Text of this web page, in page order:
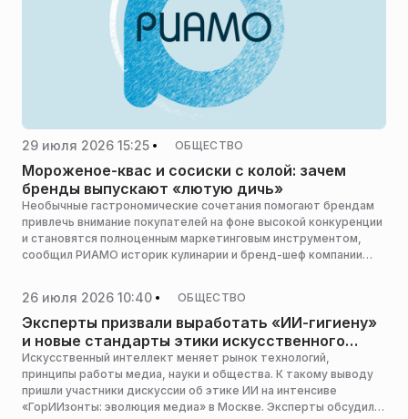
29 июля 2026 15:25 ОБЩЕСТВО
Мороженое-квас и сосиски с колой: зачем
бренды выпускают «лютую дичь»
Необычные гастрономические сочетания помогают брендам
привлечь внимание покупателей на фоне высокой конкуренции
и становятся полноценным маркетинговым инструментом,
сообщил РИАМО историк кулинарии и бренд-шеф компании
26 июля 2026 10:40 ОБЩЕСТВО
Эксперты призвали выработать «ИИ-гигиену»
и новые стандарты этики искусственного
интеллекта
Искусственный интеллект меняет рынок технологий,
принципы работы медиа, науки и общества. К такому выводу
пришли участники дискуссии об этике ИИ на интенсиве
«ГорИИзонты: эволюция медиа» в Москве. Эксперты обсудили,